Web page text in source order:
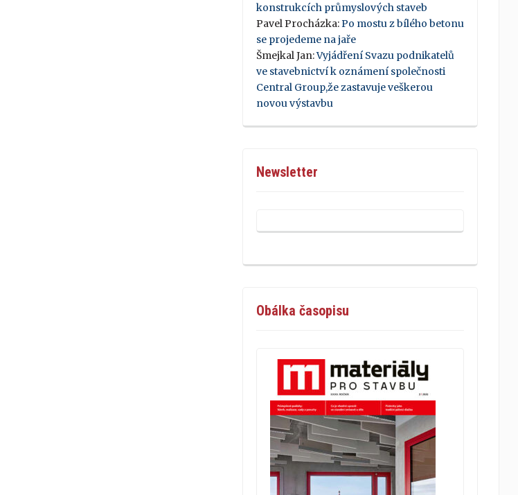
konstrukcích průmyslových staveb
Pavel Procházka:Po mostu z bílého betonu
se projedeme na jaře
Šmejkal Jan:Vyjádření Svazu podnikatelů
ve stavebnictví k oznámení společnosti
Central Group,že zastavuje veškerou
novou výstavbu
Newsletter
Obálka časopisu